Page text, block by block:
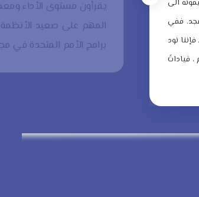
الى
ففي
نود
، قياداتً
يقرأون مستوى الأداء
المهم على صعيد الأنظمة
برامج الأمم المتحدة في